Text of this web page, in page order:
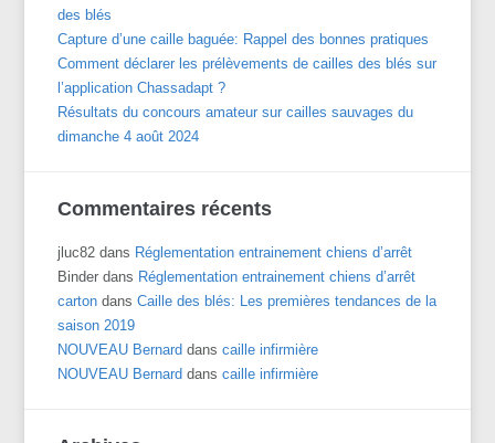
des blés
Capture d’une caille baguée: Rappel des bonnes pratiques
Comment déclarer les prélèvements de cailles des blés sur
l’application Chassadapt ?
Résultats du concours amateur sur cailles sauvages du
dimanche 4 août 2024
Commentaires récents
jluc82 dans Réglementation entrainement chiens d’arrêt
Binder dans Réglementation entrainement chiens d’arrêt
carton dansCaille des blés: Les premières tendances de la
saison 2019
NOUVEAU Bernard danscaille infirmière
NOUVEAU Bernard danscaille infirmière